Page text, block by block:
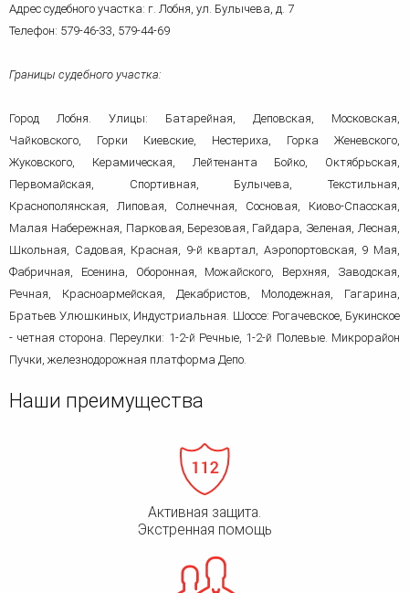
Адрес судебного участка: г. Лобня, ул. Булычева, д. 7
Телефон: 579-46-33, 579-44-69
Границы судебного участка:
Город Лобня. Улицы: Батарейная, Деповская, Московская,
Чайковского, Горки Киевские, Нестериха, Горка Женевского,
Жуковского, Керамическая, Лейтенанта Бойко, Октябрьская,
Первомайская, Спортивная, Булычева, Текстильная,
Краснополянская, Липовая, Солнечная, Сосновая, Киово-Спасская,
Малая Набережная, Парковая, Березовая, Гайдара, Зеленая, Лесная,
Школьная, Садовая, Красная, 9-й квартал, Аэропортовская, 9 Мая,
Фабричная, Есенина, Оборонная, Можайского, Верхняя, Заводская,
Речная, Красноармейская, Декабристов, Молодежная, Гагарина,
Братьев Улюшкиных, Индустриальная. Шоссе: Рогачевское, Букинское
- четная сторона. Переулки: 1-2-й Речные, 1-2-й Полевые. Микрорайон
Пучки, железнодорожная платформа Депо.
Наши преимущества
Активная защита.
Экстренная помощь